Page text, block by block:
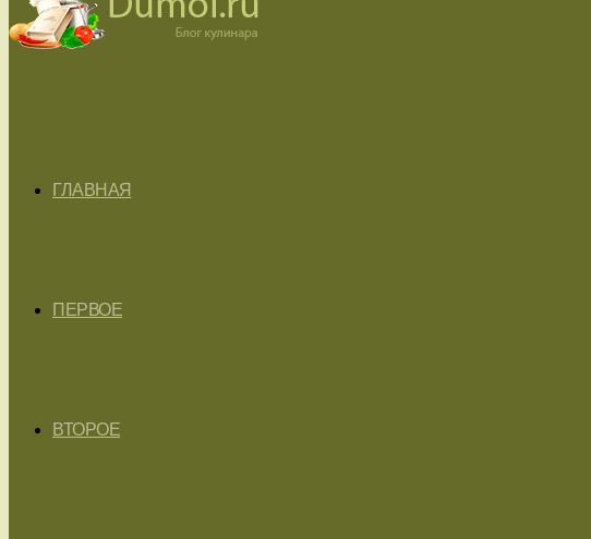
ГЛАВНАЯ
ПЕРВОЕ
ВТОРОЕ